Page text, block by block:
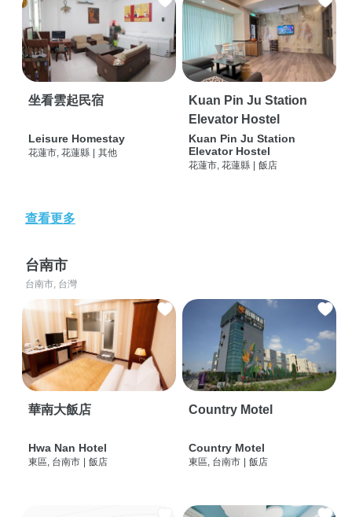
坐看雲起民宿
Leisure Homestay
花蓮市, 花蓮縣 其他
Kuan Pin Ju Station
Elevator Hostel
Kuan Pin Ju Station
Elevator Hostel
花蓮市, 花蓮縣 飯店
查看更多
台南市
台南市, 台灣
華南大飯店
Hwa Nan Hotel
東區, 台南市 | 飯店
Country Motel
Country Motel
東區, 台南市 | 飯店